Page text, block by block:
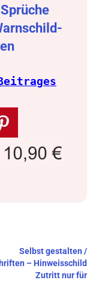
Sprüche
Selbst gestalten /
– Hinweisschild
Zutritt nur für